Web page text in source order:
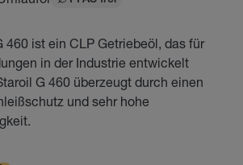
460 ist ein CLP Getriebeöl, das für
in der Industrie entwickelt
G 460 überzeugt durch einen
und sehr hohe